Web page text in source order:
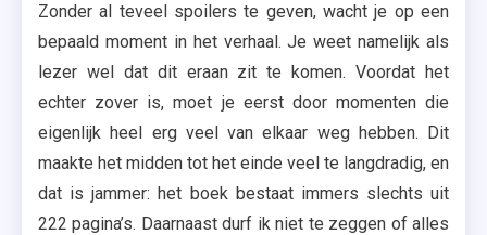
Zonder al teveel spoilers te geven, wacht je op een
bepaald moment in het verhaal. Je weet namelijk als
lezer wel dat dit eraan zit te komen. Voordat het
echter zover is, moet je eerst door momenten die
eigenlijk heel erg veel van elkaar weg hebben. Dit
maakte het midden tot het einde veel te langdradig, en
dat is jammer: het boek bestaat immers slechts uit
222 pagina’s. Daarnaast durf ik niet te zeggen of alles